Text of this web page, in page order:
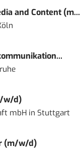
and Content (m...
w/d)
mbHin Stuttgart
(m/w/d)